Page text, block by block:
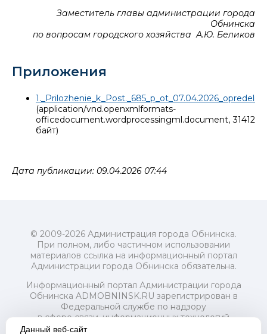
Заместитель главы администрации города
Обнинска
по вопросам городского хозяйства А.Ю. Беликов
Приложения
(application/vnd.openxmlformats-
officedocument.wordprocessingml.document, 31412
байт)
Дата публикации: 09.04.2026 07:44
© 2009-2026 Администрация города Обнинска.
При полном, либо частичном использовании
материалов ссылка на информационный портал
Администрации города Обнинска обязательна.
Информационный портал Администрации города
Обнинска ADMOBNINSK.RU зарегистрирован в
Федеральной службе по надзору
в сфере связи, информационных технологий
и массовых коммуникаций (Роскомнадзор) 24 июля
Данный веб-сайт